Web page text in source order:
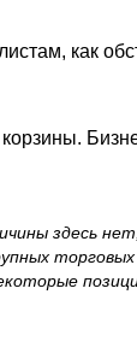
как
здесь